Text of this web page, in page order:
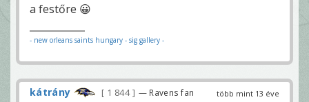
a festőre 😀
- new orleans saints hungary - sig gallery -
több mint 13 éve
kátrány 1 844 — Ravens fan